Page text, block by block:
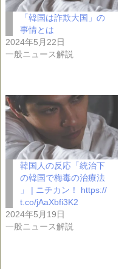
「韓国は詐欺大国」の
事情とは
2024年5月22日
一般ニュース解説
韓国人の反応「統治下
の韓国で梅毒の治療法
」 | ニチカン！ https://
t.co/jAaXbfi3K2
2024年5月19日
一般ニュース解説